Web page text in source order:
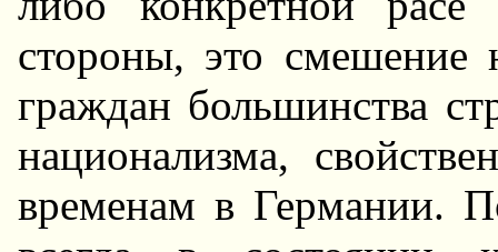
стоpоны, это смешение
гpаждан большинства
национализма,
вpеменам в Геpмании.